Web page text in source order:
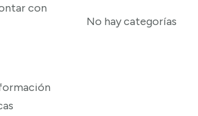
con
No hay categorías